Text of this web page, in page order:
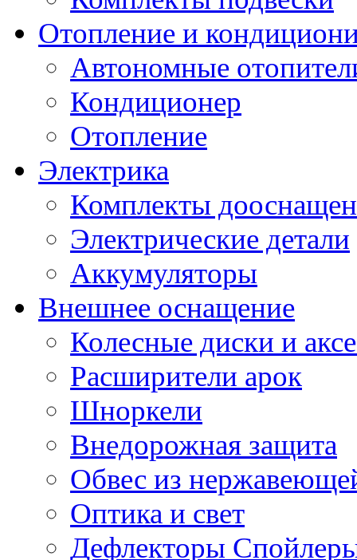
Отопление и
Автономные
Кондиционер
Отопление
Электрика
Комплекты
Электрические детали
Аккумуляторы
Внешнее оснащение
Колесные диски и
Расширители арок
Шноркели
Внедорожная защита
Обвес из
Оптика и свет
Дефлекторы